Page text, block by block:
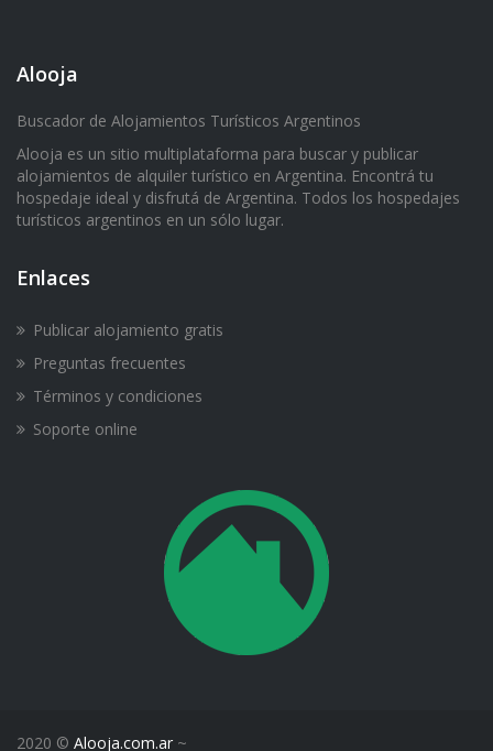
Alooja
Buscador de Alojamientos Turísticos Argentinos
Alooja es un sitio multiplataforma para buscar y publicar
alojamientos de alquiler turístico en Argentina. Encontrá tu
hospedaje ideal y disfrutá de Argentina. Todos los hospedajes
turísticos argentinos en un sólo lugar.
Enlaces
Publicar alojamiento gratis
Preguntas frecuentes
Términos y condiciones
Soporte online
2020 © Alooja.com.ar ~